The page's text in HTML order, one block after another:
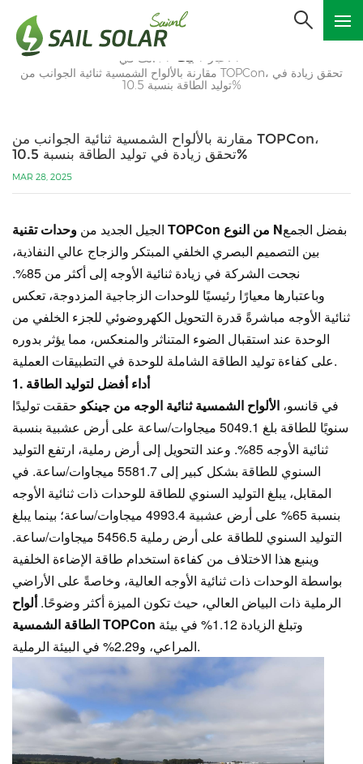
أنت في : بيت أخبار
مقارنة بالألواح الشمسية ثنائية الجوانب من TOPCon، تحقق زيادة في
توليد الطاقة بنسبة 10.5%
مقارنة بالألواح الشمسية ثنائية الجوانب من TOPCon،
تحقق زيادة في توليد الطاقة بنسبة 10.5%
MAR 28, 2025
الجيل الجديد من وحدات تقنية TOPCon من النوع Nبفضل الجمع
بين التصميم البصري الخلفي المبتكر والزجاج عالي النفاذية،
نجحت الشركة في زيادة ثنائية الأوجه إلى أكثر من 85%.
وباعتبارها معيارًا رئيسيًا للوحدات الزجاجية المزدوجة، تعكس
ثنائية الأوجه مباشرةً قدرة التحويل الكهروضوئي للجزء الخلفي من
الوحدة عند استقبال الضوء المتناثر والمنعكس، مما يؤثر بدوره
على كفاءة توليد الطاقة الشاملة للوحدة في التطبيقات العملية.
1. أداء أفضل لتوليد الطاقة
في قانسو، الألواح الشمسية ثنائية الوجه من جينكو حققت توليدًا
سنويًا للطاقة بلغ 5049.1 ميجاوات/ساعة على أرض عشبية بنسبة
ثنائية الأوجه 85%. وعند التحويل إلى أرض رملية، ارتفع التوليد
السنوي للطاقة بشكل كبير إلى 5581.7 ميجاوات/ساعة. في
المقابل، يبلغ التوليد السنوي للطاقة للوحدات ذات ثنائية الأوجه
بنسبة 65% على أرض عشبية 4993.4 ميجاوات/ساعة؛ بينما يبلغ
التوليد السنوي للطاقة على أرض رملية 5456.5 ميجاوات/ساعة.
وينبع هذا الاختلاف من كفاءة استخدام طاقة الإضاءة الخلفية
بواسطة الوحدات ذات ثنائية الأوجه العالية، وخاصةً على الأراضي
الرملية ذات البياض العالي، حيث تكون الميزة أكثر وضوحًا.ألواح
الطاقة الشمسية TOPCon
المراعي، و2.29% في البيئة الرملية.